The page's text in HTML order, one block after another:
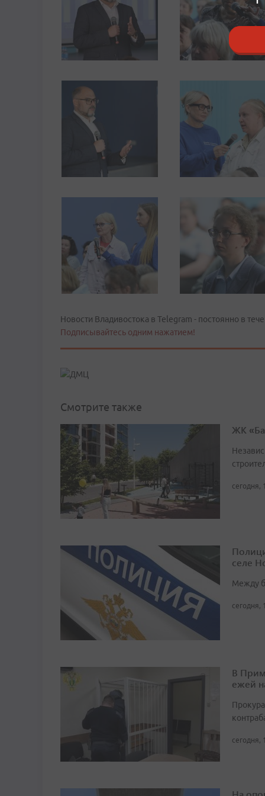
Новости Владивостока в Telegram - постоянно в
Подписывайтесь одним нажатием!
Смотрите также
ЖК
сегодня,
селе
Между
сегодня,
В
ежей
сегодня,